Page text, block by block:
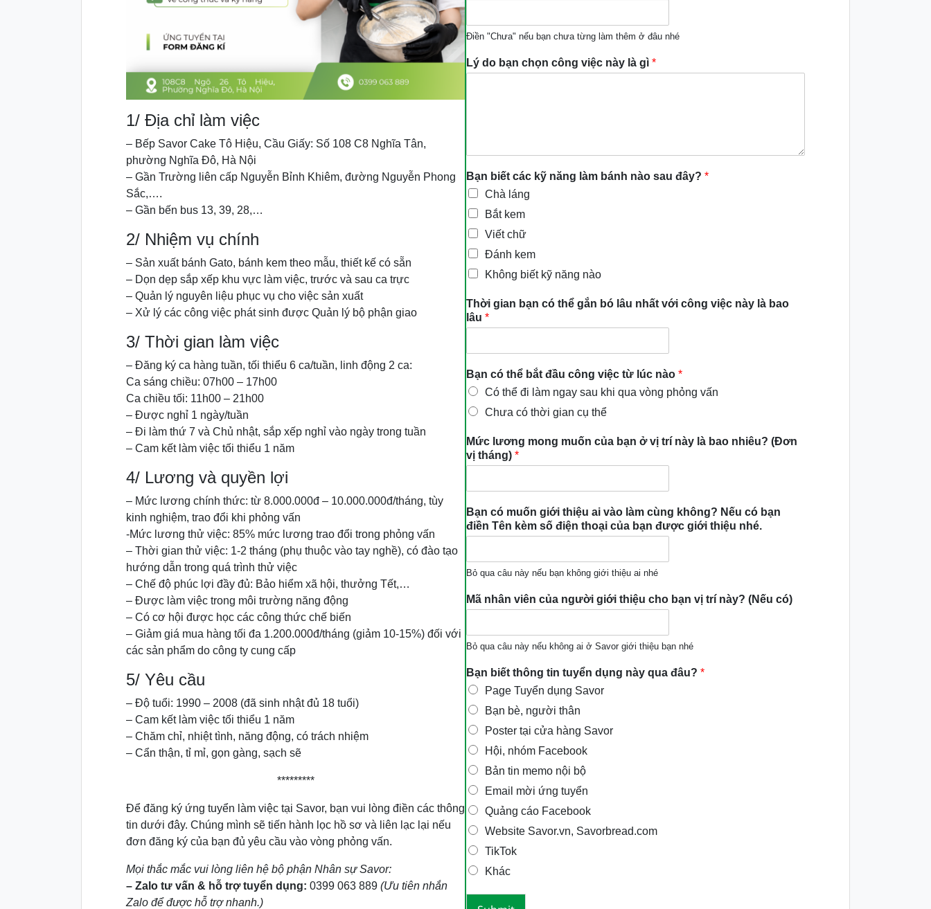
1/ Địa chỉ làm việc
– Bếp Savor Cake Tô Hiệu, Cầu Giấy: Số 108 C8 Nghĩa Tân,
phường Nghĩa Đô, Hà Nội
– Gần Trường liên cấp Nguyễn Bỉnh Khiêm, đường Nguyễn Phong
Sắc,….
– Gần bến bus 13, 39, 28,…
2/ Nhiệm vụ chính
– Sản xuất bánh Gato, bánh kem theo mẫu, thiết kế có sẵn
– Dọn dẹp sắp xếp khu vực làm việc, trước và sau ca trực
– Quản lý nguyên liệu phục vụ cho việc sản xuất
– Xử lý các công việc phát sinh được Quản lý bộ phận giao
3/ Thời gian làm việc
– Đăng ký ca hàng tuần, tối thiểu 6 ca/tuần, linh động 2 ca:
Ca sáng chiều: 07h00 – 17h00
Ca chiều tối: 11h00 – 21h00
– Được nghỉ 1 ngày/tuần
– Đi làm thứ 7 và Chủ nhật, sắp xếp nghỉ vào ngày trong tuần
– Cam kết làm việc tối thiểu 1 năm
4/ Lương và quyền lợi
– Mức lương chính thức: từ 8.000.000đ – 10.000.000đ/tháng, tùy
kinh nghiệm, trao đổi khi phỏng vấn
-Mức lương thử việc: 85% mức lương trao đổi trong phỏng vấn
– Thời gian thử việc: 1-2 tháng (phụ thuộc vào tay nghề), có đào tạo
hướng dẫn trong quá trình thử việc
– Chế độ phúc lợi đầy đủ: Bảo hiểm xã hội, thưởng Tết,…
– Được làm việc trong môi trường năng động
– Có cơ hội được học các công thức chế biến
– Giảm giá mua hàng tối đa 1.200.000đ/tháng (giảm 10-15%) đối với
các sản phẩm do công ty cung cấp
5/ Yêu cầu
– Độ tuổi: 1990 – 2008 (đã sinh nhật đủ 18 tuổi)
– Cam kết làm việc tối thiểu 1 năm
– Chăm chỉ, nhiệt tình, năng động, có trách nhiệm
– Cẩn thận, tỉ mỉ, gọn gàng, sạch sẽ
*********
Để đăng ký ứng tuyển làm việc tại Savor, bạn vui lòng điền các thông
tin dưới đây. Chúng mình sẽ tiến hành lọc hồ sơ và liên lạc lại nếu
đơn đăng ký của bạn đủ yêu cầu vào vòng phỏng vấn.
Mọi thắc mắc vui lòng liên hệ bộ phận Nhân sự Savor:
– Zalo tư vấn & hỗ trợ tuyển dụng: 0399 063 889 (Ưu tiên nhắn
Zalo để được hỗ trợ nhanh.)
Điền "Chưa" nếu bạn chưa từng làm thêm ở đâu nhé
Lý do bạn chọn công việc này là gì *
Bạn biết các kỹ năng làm bánh nào sau đây? *
Chà láng
Bắt kem
Viết chữ
Đánh kem
Không biết kỹ năng nào
Thời gian bạn có thể gắn bó lâu nhất với công việc này là bao
lâu *
Bạn có thể bắt đầu công việc từ lúc nào *
Có thể đi làm ngay sau khi qua vòng phỏng vấn
Chưa có thời gian cụ thể
Mức lương mong muốn của bạn ở vị trí này là bao nhiêu? (Đơn
vị tháng) *
Bạn có muốn giới thiệu ai vào làm cùng không? Nếu có bạn
điền Tên kèm số điện thoại của bạn được giới thiệu nhé.
Bỏ qua câu này nếu bạn không giới thiệu ai nhé
Mã nhân viên của người giới thiệu cho bạn vị trí này? (Nếu có)
Bỏ qua câu này nếu không ai ở Savor giới thiệu bạn nhé
Bạn biết thông tin tuyển dụng này qua đâu? *
Page Tuyển dụng Savor
Bạn bè, người thân
Poster tại cửa hàng Savor
Hội, nhóm Facebook
Bản tin memo nội bộ
Email mời ứng tuyển
Quảng cáo Facebook
Website Savor.vn, Savorbread.com
TikTok
Khác